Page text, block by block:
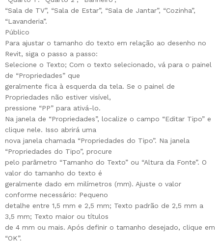
“Sala de TV”, “Sala de Estar”, “Sala de Jantar”, “Cozinha”,
“Lavanderia”.
Público
Para ajustar o tamanho do texto em relação ao desenho no
Revit, siga o passo a passo:
Selecione o Texto; Com o texto selecionado, vá para o painel
de “Propriedades” que
geralmente fica à esquerda da tela. Se o painel de
Propriedades não estiver visível,
pressione “PP” para ativá-lo.
Na janela de “Propriedades”, localize o campo “Editar Tipo” e
clique nele. Isso abrirá uma
nova janela chamada “Propriedades do Tipo”. Na janela
“Propriedades do Tipo”, procure
pelo parâmetro “Tamanho do Texto” ou “Altura da Fonte”. O
valor do tamanho do texto é
geralmente dado em milímetros (mm). Ajuste o valor
conforme necessário: Pequeno
detalhe entre 1,5 mm e 2,5 mm; Texto padrão de 2,5 mm a
3,5 mm; Texto maior ou títulos
de 4 mm ou mais. Após definir o tamanho desejado, clique em
“OK”.